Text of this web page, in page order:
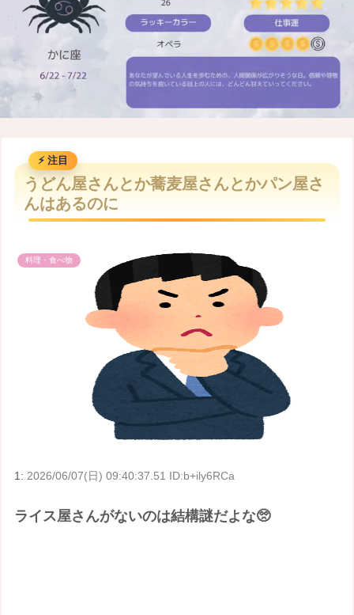
M
u
t
うどん屋さんとか蕎麦屋さんとかパン屋さ
んはあるのに
料理・食べ物
1: 2026/06/07(日) 09:40:37.51 ID:b+ily6RCa
ライス屋さんがないのは結構謎だよな🥺